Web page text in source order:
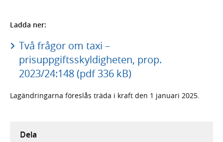
Ladda ner:
Två frågor om taxi –
prisuppgiftsskyldigheten, prop.
2023/24:148 (pdf 336 kB)
Lagändringarna föreslås träda i kraft den 1 januari 2025.
Dela